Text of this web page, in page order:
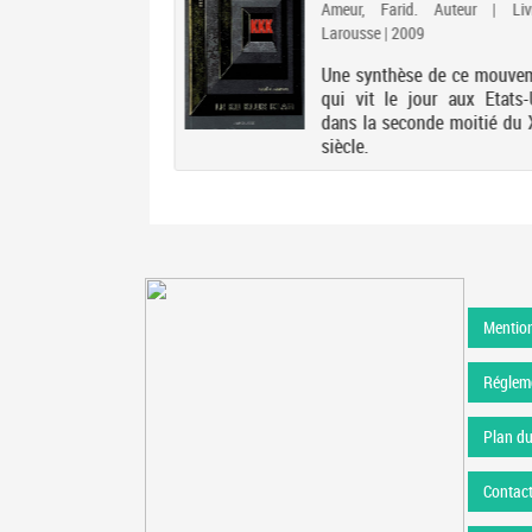
Ameur, Farid. Auteur |
Larousse | 2009
Une synthèse de ce
qui vit le jour aux Etats-
dans la seconde moitié du
siècle.
Plan
Contact